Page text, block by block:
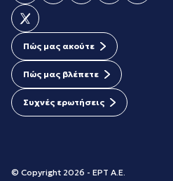
Πώς μας ακούτε
Πώς μας βλέπετε
Συχνές ερωτήσεις
© Copyright 2026 - ΕΡΤ Α.Ε.